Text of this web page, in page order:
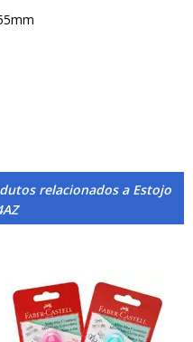
relacionados a Estojo